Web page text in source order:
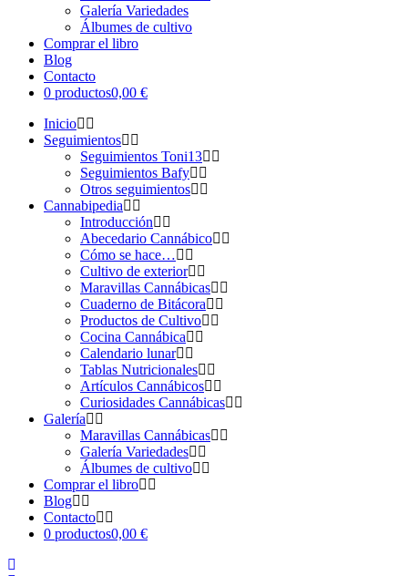
Galería Variedades
Álbumes de cultivo
Comprar el libro
Blog
Contacto
0 productos0,00 €
Inicio
Seguimientos
Seguimientos Toni13
Seguimientos Bafy
Otros seguimientos
Cannabipedia
Introducción
Abecedario Cannábico
Cómo se hace…
Cultivo de exterior
Maravillas Cannábicas
Cuaderno de Bitácora
Productos de Cultivo
Cocina Cannábica
Calendario lunar
Tablas Nutricionales
Artículos Cannábicos
Curiosidades Cannábicas
Galería
Maravillas Cannábicas
Galería Variedades
Álbumes de cultivo
Comprar el libro
Blog
Contacto
0 productos0,00 €